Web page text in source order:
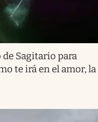
Sagitario para
te irá en el amor, la